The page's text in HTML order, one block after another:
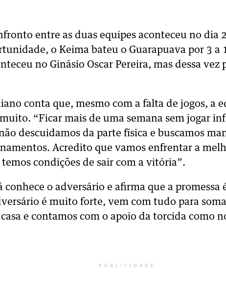
entre as duas equipes aconteceu no dia
o Keima bateu o Guarapuava por 3 a
no Ginásio Oscar Pereira, mas dessa vez
conta que, mesmo com a falta de jogos, a
“Ficar mais de uma semana sem jogar
descuidamos da parte física e buscamos
Acredito que vamos enfrentar a
temos condições de sair com a vitória”.
conhece o adversário e afirma que a promessa
é muito forte, vem com tudo para
e contamos com o apoio da torcida como
PUBLICIDADE